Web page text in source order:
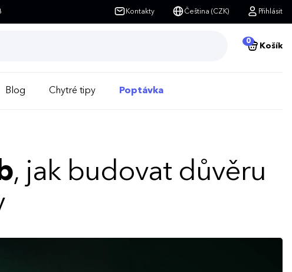
Kontakty Čeština (CZK) Přihlásit
0
Košík
Blog Chytré tipy Poptávka
, jak budovat důvěru